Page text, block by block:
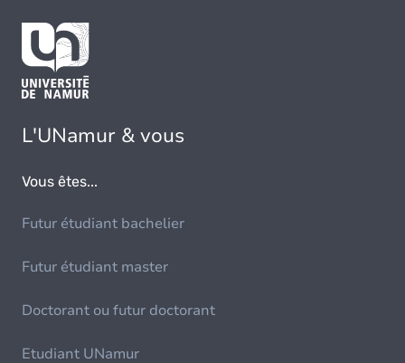
L'UNamur & vous
Vous êtes...
Futur étudiant bachelier
Futur étudiant master
Doctorant ou futur doctorant
Etudiant UNamur